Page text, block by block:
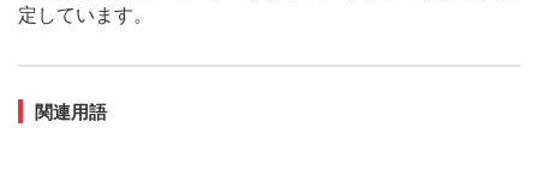
定しています。
関連用語